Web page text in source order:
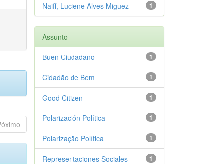
1
Naiff, Luciene Alves Miguez
Assunto
1
Buen Ciudadano
1
Cidadão de Bem
1
Good Citizen
1
Polarización Política
1
Polarização Política
1
Representaciones Sociales